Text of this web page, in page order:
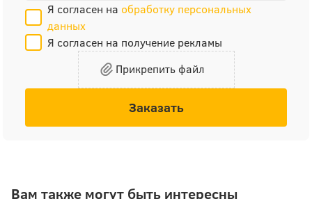
Я согласен на обработку персональных
данных
Я согласен на получение рекламы
Прикрепить файл
Заказать
Вам также могут быть интересны